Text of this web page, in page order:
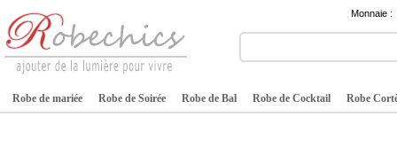
Monnaie :
Robe de mariée Robe de Soirée Robe de Bal Robe de Cocktail Robe